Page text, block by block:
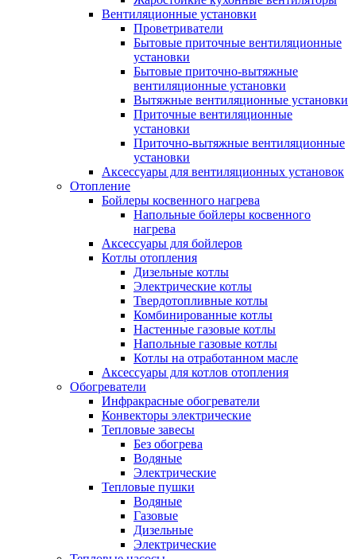
Вентиляционные установки
Проветриватели
Бытовые приточные вентиляционные
установки
Бытовые приточно-вытяжные
вентиляционные установки
Вытяжные вентиляционные установки
Приточные вентиляционные
установки
Приточно-вытяжные вентиляционные
установки
Аксессуары для вентиляционных установок
Отопление
Бойлеры косвенного нагрева
Напольные бойлеры косвенного
нагрева
Аксессуары для бойлеров
Котлы отопления
Дизельные котлы
Электрические котлы
Твердотопливные котлы
Комбинированные котлы
Настенные газовые котлы
Напольные газовые котлы
Котлы на отработанном масле
Аксессуары для котлов отопления
Обогреватели
Инфракрасные обогреватели
Конвекторы электрические
Тепловые завесы
Без обогрева
Водяные
Электрические
Тепловые пушки
Водяные
Газовые
Дизельные
Электрические